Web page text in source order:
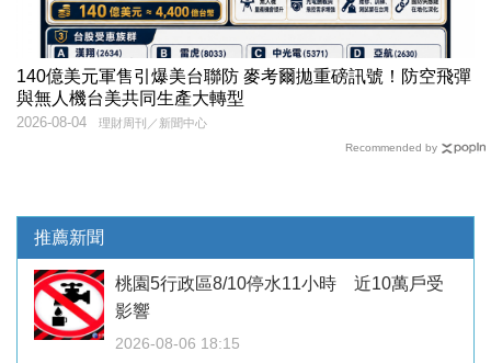
140億美元軍售引爆美台聯防 麥考爾拋重磅訊號！防空飛彈
與無人機台美共同生產大轉型
理財周刊／新聞中心
2026-08-04
Recommended by
推薦新聞
桃園5行政區8/10停水11小時 近10萬戶受
影響
2026-08-06 18:15